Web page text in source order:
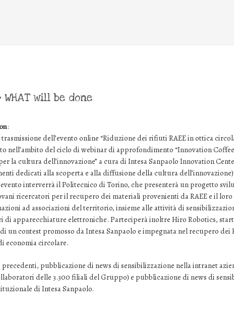
• WHAT will be done
:
trasmissione dell’evento online “Riduzione dei rifiuti RAEE in ottica
nell’ambito del ciclo di webinar di approfondimento “Innovation
la cultura dell’innovazione” a cura di Intesa Sanpaolo Innovation
dedicati alla scoperta e alla diffusione della cultura
interverrà il Politecnico di Torino, che presenterà un progetto
ricercatori per il recupero dei materiali provenienti da RAEE e il
ad associazioni del territorio, insieme alle attività di
di apparecchiature elettroniche. Parteciperà inoltre Hiro Robotics,
un contest promosso da Intesa Sanpaolo e impegnata nel recupero dei
economia circolare.
pubblicazione di news di sensibilizzazione nella intranet
delle 3.300 filiali del Gruppo) e pubblicazione di news di
di Intesa Sanpaolo.